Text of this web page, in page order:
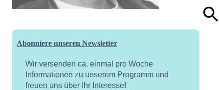
Abonniere unseren Newsletter
Wir versenden ca. einmal pro Woche
Informationen zu unserem Programm und
freuen uns über Ihr Interesse!